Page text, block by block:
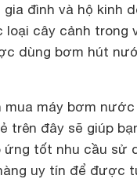
đình và hộ kinh
loại cây cảnh trong
dùng bơm hút
mua máy bơm nước
trên đây sẽ giúp
tốt nhu cầu sử
uy tín để được